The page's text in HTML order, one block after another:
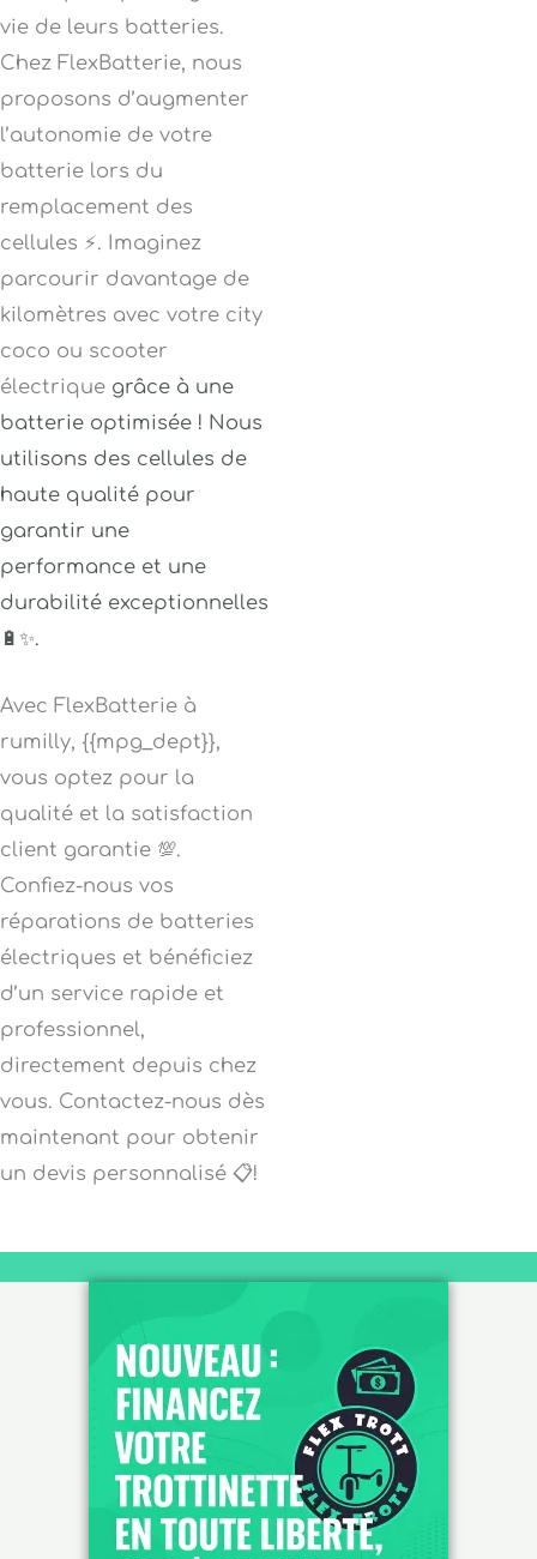
vie de leurs batteries.
Chez FlexBatterie, nous
proposons d’augmenter
l’autonomie de votre
batterie lors du
remplacement des
cellules ⚡. Imaginez
parcourir davantage de
kilomètres avec votre city
coco ou scooter
électrique grâce à une
batterie optimisée ! Nous
utilisons des cellules de
haute qualité pour
garantir une
performance et une
durabilité exceptionnelles
🔋✨.
Avec FlexBatterie à
rumilly, {{mpg_dept}},
vous optez pour la
qualité et la satisfaction
client garantie 💯.
Confiez-nous vos
réparations de batteries
électriques et bénéficiez
d’un service rapide et
professionnel,
directement depuis chez
vous. Contactez-nous dès
maintenant pour obtenir
un devis personnalisé 📋!